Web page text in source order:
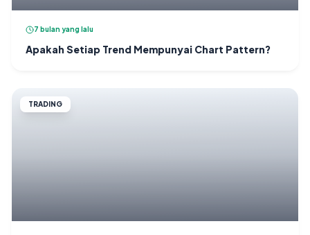
7 bulan yang lalu
Apakah Setiap Trend Mempunyai Chart Pattern?
TRADING